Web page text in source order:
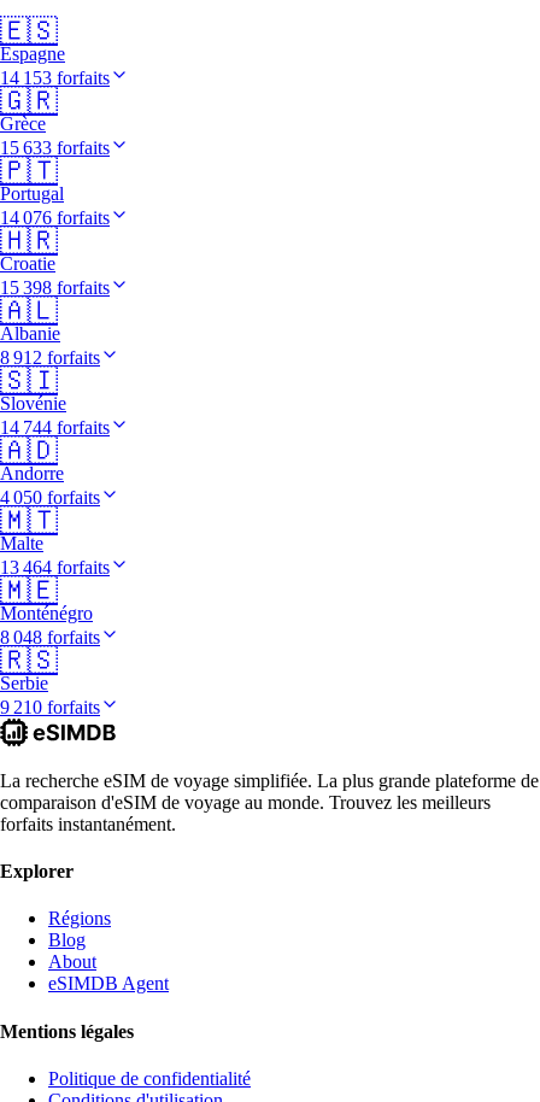
🇪🇸
Espagne
14 153 forfaits
🇬🇷
Grèce
15 633 forfaits
🇵🇹
Portugal
14 076 forfaits
🇭🇷
Croatie
15 398 forfaits
🇦🇱
Albanie
8 912 forfaits
🇸🇮
Slovénie
14 744 forfaits
🇦🇩
Andorre
4 050 forfaits
🇲🇹
Malte
13 464 forfaits
🇲🇪
Monténégro
8 048 forfaits
🇷🇸
Serbie
9 210 forfaits
La recherche eSIM de voyage simplifiée. La plus grande plateforme de
comparaison d'eSIM de voyage au monde. Trouvez les meilleurs
forfaits instantanément.
Explorer
Régions
Blog
About
eSIMDB Agent
Mentions légales
Politique de confidentialité